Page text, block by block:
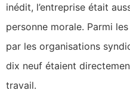
inédit, l’entreprise était
personne morale. Parmi
par les organisations
dix neuf étaient
travail.